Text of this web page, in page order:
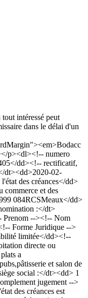
intéressé peut
dans le délai d'un
p><dl><!-- numero
dd><!-- rectificatif,
dt><dd>2020-02-
des créances</dd>
et des
084RCSMeaux</dd>
:</dt>
--><!-- Nom
Forme Juridique -->
limitée</dd><!--
directe ou
a
et salon de
social :</dt><dd> 1
jugement -->
des créances est